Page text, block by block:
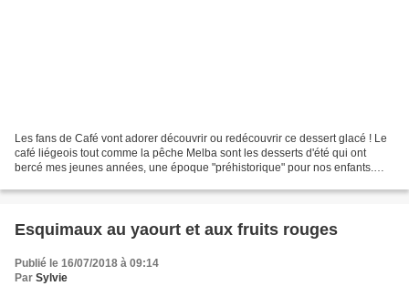
Les fans de Café vont adorer découvrir ou redécouvrir ce dessert glacé ! Le
café liégeois tout comme la pêche Melba sont les desserts d'été qui ont
bercé mes jeunes années, une époque "préhistorique" pour nos enfants.
Esquimaux au yaourt et aux fruits rouges
Publié le 16/07/2018 à 09:14
Par Sylvie